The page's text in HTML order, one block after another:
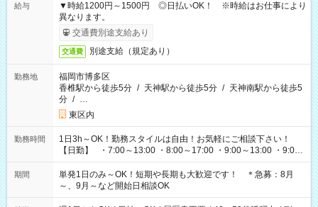
給与
▼時給1200円～1500円 ◎日払いOK！ ※時給はお仕事により
異なります。
交通費別途支給あり
交通費 別途支給（規定あり）
勤務地
福岡市博多区
香椎駅から徒歩5分 / 天神駅から徒歩5分 / 天神南駅から徒歩5
分 / …
東区内
勤務時間
1日3h～OK！勤務スタイルは自由！お気軽にご相談下さい！
【日勤】 ・7:00～13:00 ・8:00～17:00 ・9:00～13:00 ・9:00
～18:00 ・10:00～19:00 ・13:00～18:00 ・15:00～20:00 ・
16:00～19:00 【夜勤】 ・17:00～21:00 ・18:00～23:00 ・
21:00～翌6:00 ・23:00～翌8:00 など（他時間多数あり！）
期間
単発1日のみ～OK！短期や長期も大歓迎です！ ＊急募：8月
～、9月～など開始日相談OK